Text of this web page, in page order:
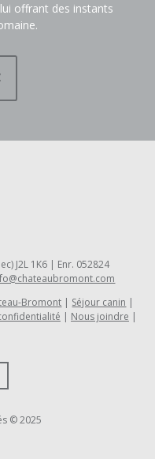
offrant des instants
J2L 1K6 | Enr. 052824
Bromont
Séjour canin
Nous joindre
© 2025